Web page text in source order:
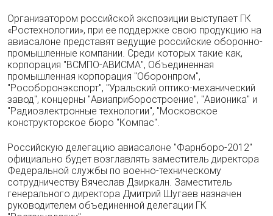
Организатором российской экспозиции выступает ГК
«Ростехнологии», при ее поддержке свою продукцию на
авиасалоне представят ведущие российские оборонно-
промышленные компании. Среди которых такие как,
корпорация "ВСМПО-АВИСМА", Объединенная
промышленная корпорация "Оборонпром",
"Рособоронэкспорт", "Уральский оптико-механический
завод", концерны "Авиаприборостроение", "Авионика" и
"Радиоэлектронные технологии", "Московское
конструкторское бюро "Компас".
Российскую делегацию авиасалоне "Фарнборо-2012"
официально будет возглавлять заместитель директора
Федеральной службы по военно-техническому
сотрудничеству Вячеслав Дзиркалн. Заместитель
генерального директора Дмитрий Шугаев назначен
руководителем объединенной делегации ГК